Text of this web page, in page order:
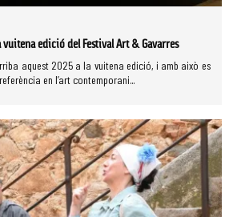
vuitena edició del Festival Art & Gavarres
aquest 2025 a la vuitena edició, i amb això es
en l’art contemporani...